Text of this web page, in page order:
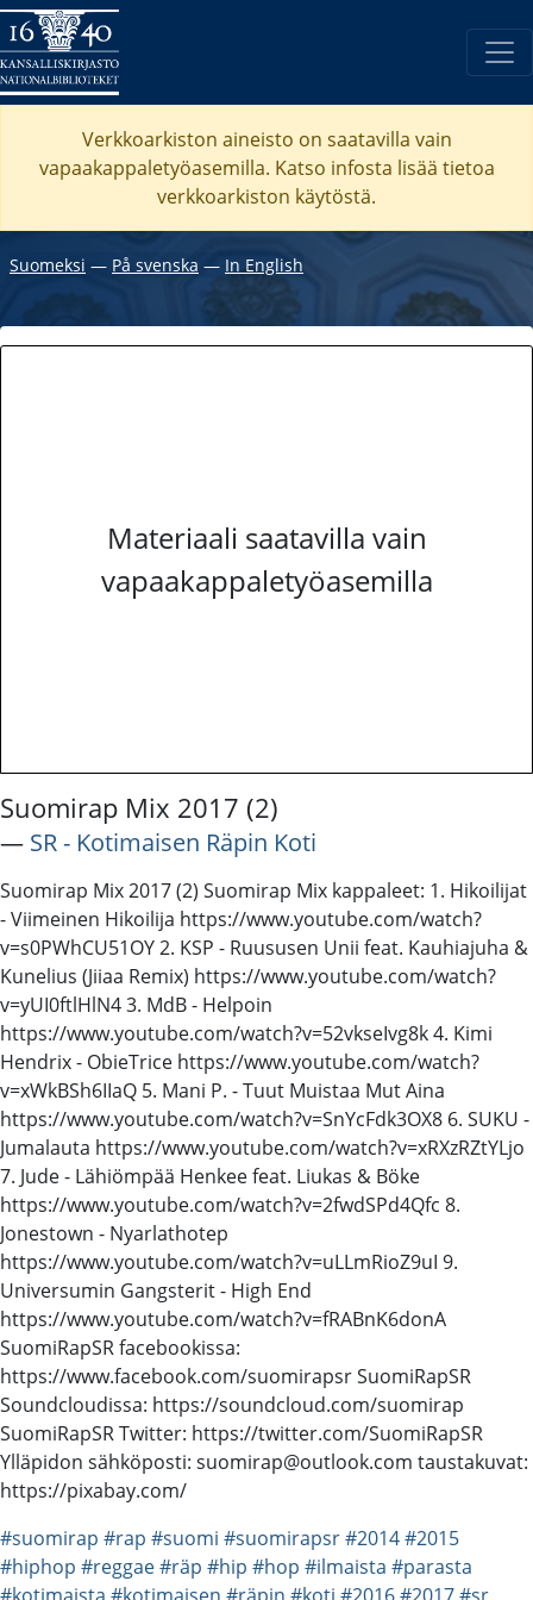
Verkkoarkiston aineisto on saatavilla vain
vapaakappaletyöasemilla. Katso infosta lisää tietoa
verkkoarkiston käytöstä.
Suomeksi ― På svenska ― In English
Materiaali saatavilla vain
vapaakappaletyöasemilla
Suomirap Mix 2017 (2)
― SR - Kotimaisen Räpin Koti
Suomirap Mix 2017 (2) Suomirap Mix kappaleet: 1. Hikoilijat
- Viimeinen Hikoilija https://www.youtube.com/watch?
v=s0PWhCU51OY 2. KSP - Ruususen Unii feat. Kauhiajuha &
Kunelius (Jiiaa Remix) https://www.youtube.com/watch?
v=yUI0ftlHlN4 3. MdB - Helpoin
https://www.youtube.com/watch?v=52vkseIvg8k 4. Kimi
Hendrix - ObieTrice https://www.youtube.com/watch?
v=xWkBSh6IIaQ 5. Mani P. - Tuut Muistaa Mut Aina
https://www.youtube.com/watch?v=SnYcFdk3OX8 6. SUKU -
Jumalauta https://www.youtube.com/watch?v=xRXzRZtYLjo
7. Jude - Lähiömpää Henkee feat. Liukas & Böke
https://www.youtube.com/watch?v=2fwdSPd4Qfc 8.
Jonestown - Nyarlathotep
https://www.youtube.com/watch?v=uLLmRioZ9uI 9.
Universumin Gangsterit - High End
https://www.youtube.com/watch?v=fRABnK6donA
SuomiRapSR facebookissa:
https://www.facebook.com/suomirapsr SuomiRapSR
Soundcloudissa: https://soundcloud.com/suomirap
SuomiRapSR Twitter: https://twitter.com/SuomiRapSR
Ylläpidon sähköposti: suomirap@outlook.com taustakuvat:
https://pixabay.com/
#suomirap #rap #suomi #suomirapsr#2014#2015
#hiphop #reggae#räp #hip #hop #ilmaista #parasta